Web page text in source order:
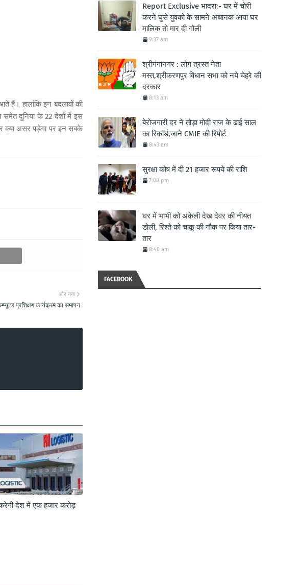
हालांकि इन बदलावों की
समेत दुनिया के 22 देशों में इस
क्‍या असर पड़ेगा पर इन सबके
और नया
प्रशिक्षण कार्यक्रम का समापन
देश में एक हजार करोड़
Report Exclusive भादरा:- घर में चोरी
करने घुसे युवको के सामने अचानक आया घर
मालिक तो मार दी गोली
9:37 am
श्रीगंगानगर : लोग त्रस्त नेता
मस्त,श्रीकरणपुर विधान सभा को नये चेहरे की
दरकार
8:13 am
बेरोजगारी दर ने तोड़ा मोदी राज के ढाई साल
का रिकॉर्ड,जाने CMIE की रिपोर्ट
8:43 am
सुरक्षा कोष में दी 21 हजार रूपये की राशि
7:08 pm
घर में भाभी को अकेली देख देवर की नीयत
डोली, रिश्ते को चाकू की नौक पर किया तार-
तार
8:40 am
FACEBOOK